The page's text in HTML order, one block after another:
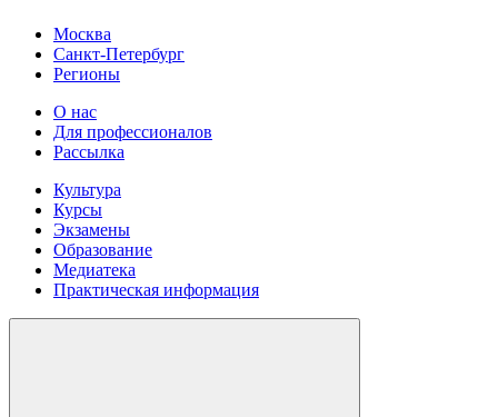
Москва
Санкт-Петербург
Регионы
О нас
Для профессионалов
Рассылка
Культура
Курсы
Экзамены
Образование
Медиатека
Практическая информация